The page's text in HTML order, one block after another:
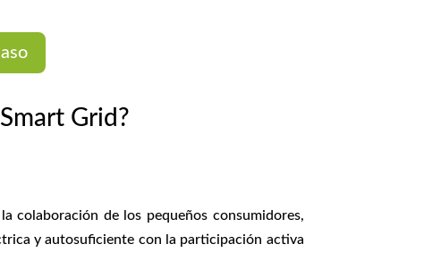
Grid?
colaboración de los pequeños consumidores,
y autosuficiente con la participación activa